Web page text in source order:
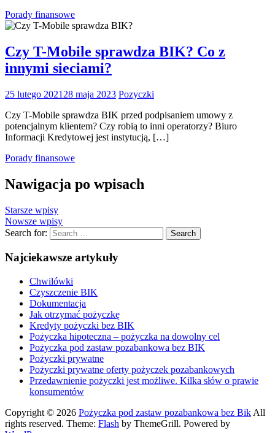
Porady finansowe
Czy T-Mobile sprawdza BIK? Co z
innymi sieciami?
25 lutego 2021 28 maja 2023 Pozyczki
Czy T-Mobile sprawdza BIK przed podpisaniem umowy z
potencjalnym klientem? Czy robią to inni operatorzy? Biuro
Informacji Kredytowej jest instytucją, […]
Porady finansowe
Nawigacja po wpisach
Starsze wpisy
Nowsze wpisy
Search for:
Search
Najciekawsze artykuły
Chwilówki
Czyszczenie BIK
Dokumentacja
Jak otrzymać pożyczkę
Kredyty pożyczki bez BIK
Pożyczka hipoteczna – pożyczka na dowolny cel
Pożyczka pod zastaw pozabankowa bez BIK
Pożyczki prywatne
Pożyczki prywatne oferty pożyczek pozabankowych
Przedawnienie pożyczki jest możliwe. Kilka słów o prawie
konsumentów
Copyright © 2026 Pożyczka pod zastaw pozabankowa bez Bik All
rights reserved. Theme: Flash by ThemeGrill. Powered by